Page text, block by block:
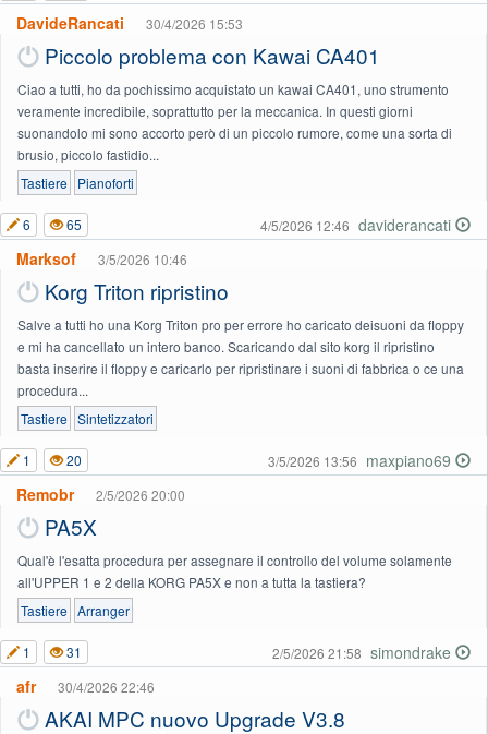
DavideRancati 30/4/2026 15:53
Piccolo problema con Kawai CA401
Ciao a tutti, ho da pochissimo acquistato un kawai CA401, uno strumento
veramente incredibile, soprattutto per la meccanica. In questi giorni
suonandolo mi sono accorto però di un piccolo rumore, come una sorta di
brusio, piccolo fastidio...
Tastiere Pianoforti
daviderancati
4/5/2026 12:46
6 65
Marksof 3/5/2026 10:46
Korg Triton ripristino
Salve a tutti ho una Korg Triton pro per errore ho caricato deisuoni da floppy
e mi ha cancellato un intero banco. Scaricando dal sito korg il ripristino
basta inserire il floppy e caricarlo per ripristinare i suoni di fabbrica o ce una
procedura...
Tastiere Sintetizzatori
maxpiano69
3/5/2026 13:56
1 20
Remobr 2/5/2026 20:00
PA5X
Qual'è l'esatta procedura per assegnare il controllo del volume solamente
all'UPPER 1 e 2 della KORG PA5X e non a tutta la tastiera?
Tastiere Arranger
simondrake
2/5/2026 21:58
1 31
afr 30/4/2026 22:46
AKAI MPC nuovo Upgrade V3.8